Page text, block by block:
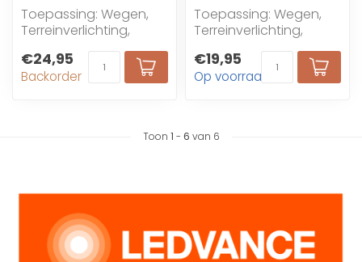
Toepassing: Wegen,
Terreinverlichting,
Wandelzones, Parken,
Buitengebruik alleen...
€24,95
Backorder
Toepassing: Wegen,
Terreinverlichting,
Wandelzones, Parken,
Buitengebruik alleen...
€19,95
Op voorraad
Toon 1 - 6 van 6